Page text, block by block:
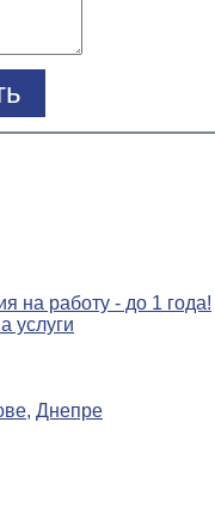
на работу - до 1 года!
услуги
, Днепре